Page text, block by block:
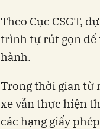
Theo Cục CSGT,
trình tự rút gọn để
hành.
Trong thời gian từ
xe vẫn thực hiện
các hạng giấy phép